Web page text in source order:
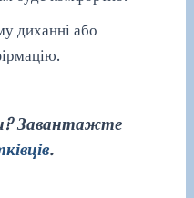
диханні або
Завантажте
.